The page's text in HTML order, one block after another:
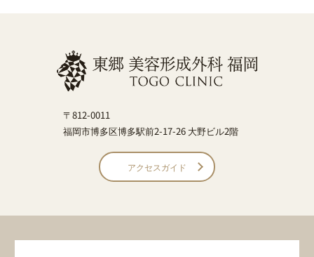
〒812-0011
福岡市博多区博多駅前2-17-26 大野ビル2階
アクセスガイド